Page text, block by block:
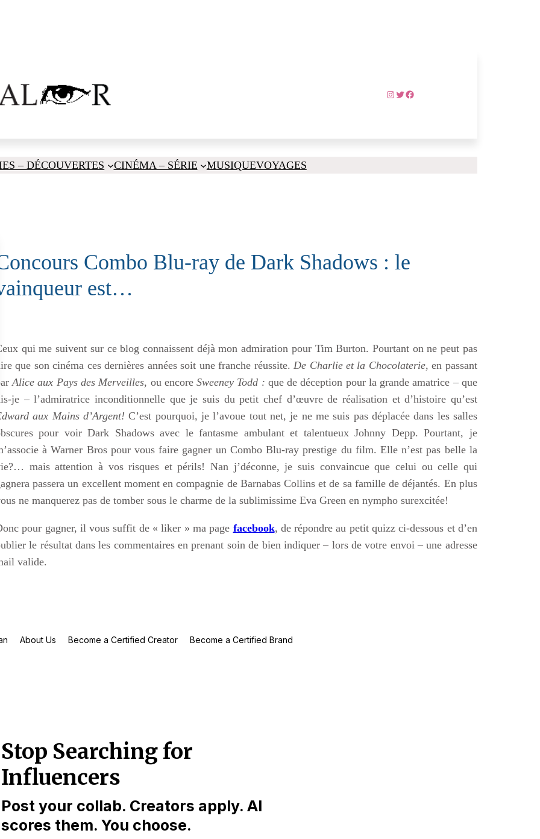
Instagram
TwitterFacebook
– DÉCOUVERTES CINÉMA – SÉRIE MUSIQUEVOYAGES
Combo Blu-ray de Dark Shadows : le
est…
qui me suivent sur ce blog connaissent déjà mon admiration pour Tim Burton. Pourtant on ne peut pas
que son cinéma ces dernières années soit une franche réussite. De Charlie et la Chocolaterie, en passant
Alice aux Pays des Merveilles, ou encoreSweeney Todd : que de déception pour la grande amatrice – que
je – l’admiratrice inconditionnelle que je suis du petit chef d’œuvre de réalisation et d’histoire qu’est
aux Mains d’Argent!C’est pourquoi, je l’avoue tout net, je ne me suis pas déplacée dans les salles
pour voir Dark Shadows avec le fantasme ambulant et talentueux Johnny Depp. Pourtant, je
à Warner Bros pour vous faire gagner un Combo Blu-ray prestige du film. Elle n’est pas belle la
mais attention à vos risques et périls! Nan j’déconne, je suis convaincue que celui ou celle qui
passera un excellent moment en compagnie de Barnabas Collins et de sa famille de déjantés. En plus
ne manquerez pas de tomber sous le charme de la sublimissime Eva Green en nympho surexcitée!
pour gagner, il vous suffit de « liker » ma page facebook, de répondre au petit quizz ci-dessous et d’en
le résultat dans les commentaires en prenant soin de bien indiquer – lors de votre envoi – une adresse
valide.